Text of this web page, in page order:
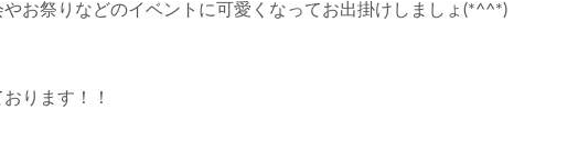
お祭りなどのイベントに可愛くなってお出掛けしましょ(*^^*)
ります！！